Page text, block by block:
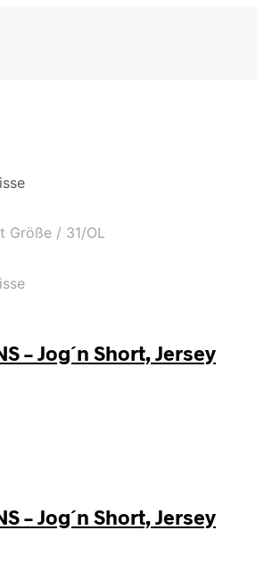
Größe / 31/OL
– Jog´n Short, Jersey
– Jog´n Short, Jersey